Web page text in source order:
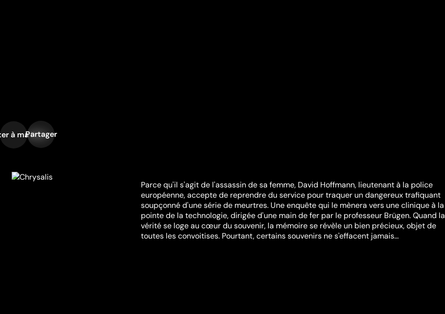
à ma liste
Partager
Parce qu'il s'agit de l'assassin de sa femme, David Hoffmann, lieutenant à la police
européenne, accepte de reprendre du service pour traquer un dangereux trafiquant
soupçonné d'une série de meurtres. Une enquête qui le mènera vers une clinique à la
pointe de la technologie, dirigée d'une main de fer par le professeur Brügen. Quand la
vérité se loge au cœur du souvenir, la mémoire se révèle un bien précieux, objet de
toutes les convoitises. Pourtant, certains souvenirs ne s'effacent jamais...